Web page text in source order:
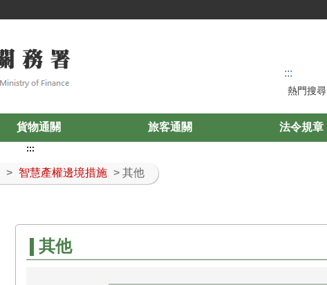
:::
熱門搜尋
貨物通關 旅客通關 法令規章
> 智慧產權邊境措施 > 其他
:::
其他